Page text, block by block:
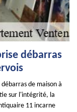
débarras
de maison à
sur l'intégrité, la
11 incarne